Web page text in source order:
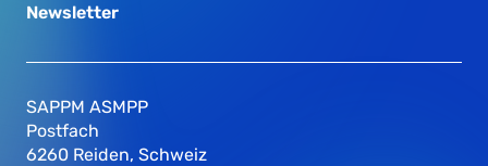
Newsletter
SAPPM ASMPP
Postfach
6260 Reiden, Schweiz